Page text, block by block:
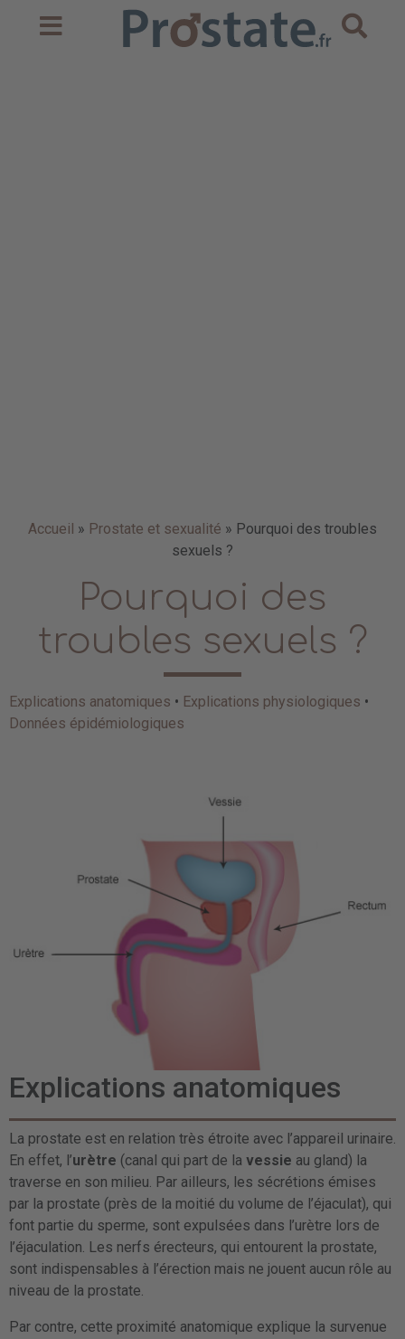
Accueil » Prostate et sexualité » Pourquoi des troubles
sexuels ?
Pourquoi des
troubles sexuels ?
Explications anatomiques • Explications physiologiques •
Données épidémiologiques
Explications anatomiques
La prostate est en relation très étroite avec l’appareil urinaire.
En effet, l’urètre (canal qui part de la vessie au gland) la
traverse en son milieu. Par ailleurs, les sécrétions émises
par la prostate (près de la moitié du volume de l’éjaculat), qui
font partie du sperme, sont expulsées dans l’urètre lors de
l’éjaculation. Les nerfs érecteurs, qui entourent la prostate,
sont indispensables à l’érection mais ne jouent aucun rôle au
niveau de la prostate.
Par contre, cette proximité anatomique explique la survenue